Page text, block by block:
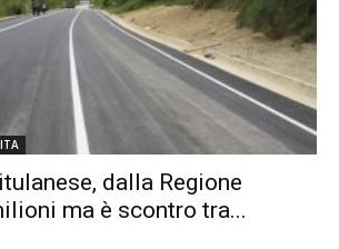
dalla Regione
ma è scontro tra...